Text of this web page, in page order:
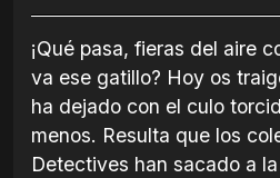
¡Qué pasa, fieras del aire
va ese gatillo? Hoy os
ha dejado con el culo
menos. Resulta que los
Detectives han sacado a